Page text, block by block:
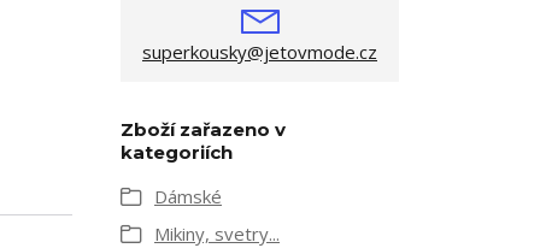
superkousky@jetovmode.cz
Zboží zařazeno v
kategoriích
Dámské
Mikiny, svetry...